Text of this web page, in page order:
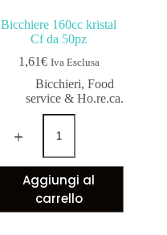
Bicchiere 160cc kristal
Cf da 50pz
1,61€ Iva Esclusa
Bicchieri,Food
service & Ho.re.ca.
Aggiungi al
carrello